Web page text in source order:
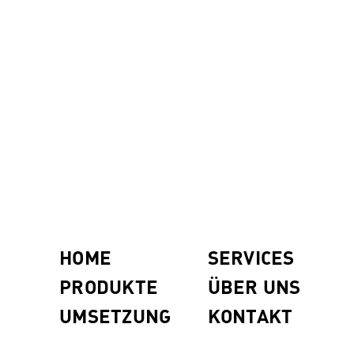
HOME
PRODUKTE
UMSETZUNG
SERVICES
ÜBER UNS
KONTAKT